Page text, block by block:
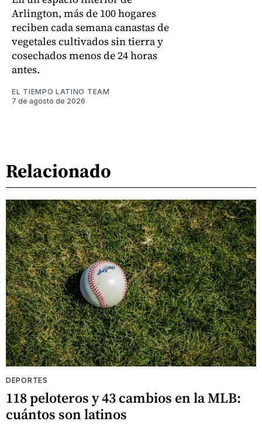
Arlington, más de 100 hogares
reciben cada semana canastas de
vegetales cultivados sin tierra y
cosechados menos de 24 horas
antes.
EL TIEMPO LATINO TEAM
7 de agosto de 2026
Relacionado
DEPORTES
118 peloteros y 43 cambios en la MLB:
cuántos son latinos